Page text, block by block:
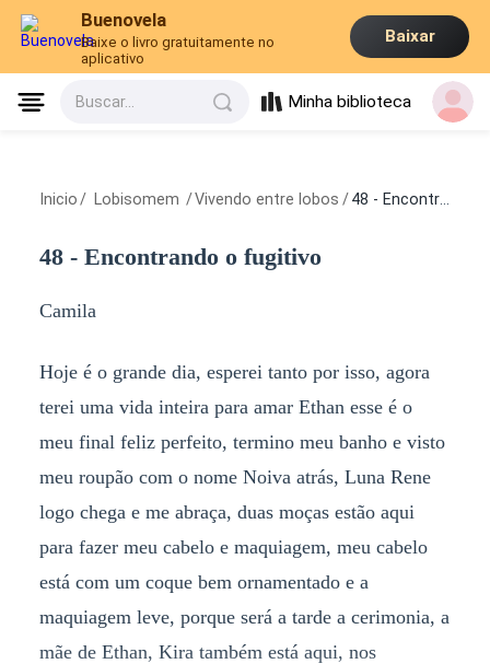
Buenovela
Baixe o livro gratuitamente no
aplicativo
Baixar
Buscar... Minha biblioteca
Inicio / Lobisomem /Vivendo entre lobos / 48 - Encontrando o fugitivo
48 - Encontrando o fugitivo
Camila
Hoje é o grande dia, esperei tanto por isso, agora
terei uma vida inteira para amar Ethan esse é o
meu final feliz perfeito, termino meu banho e visto
meu roupão com o nome Noiva atrás, Luna Rene
logo chega e me abraça, duas moças estão aqui
para fazer meu cabelo e maquiagem, meu cabelo
está com um coque bem ornamentado e a
maquiagem leve, porque será a tarde a cerimonia, a
mãe de Ethan, Kira também está aqui, nos